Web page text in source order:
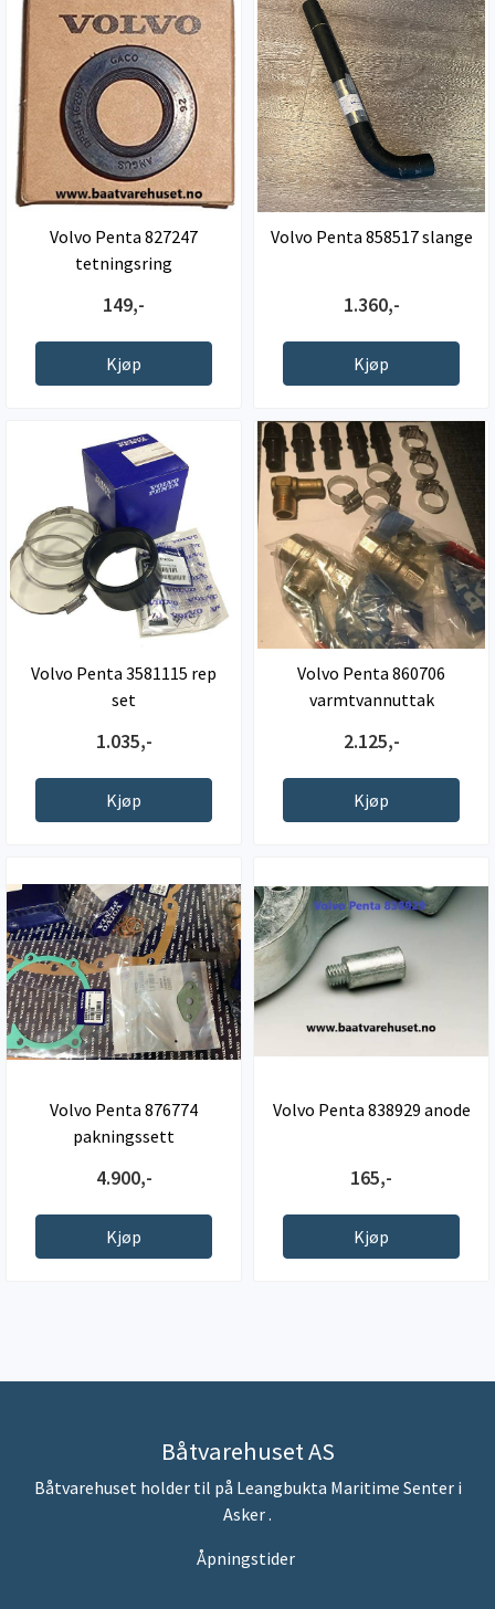
Volvo Penta 827247
tetningsring
149,-
Kjøp
Volvo Penta 858517 slange
1.360,-
Kjøp
Volvo Penta 3581115 rep
set
1.035,-
Kjøp
Volvo Penta 860706
varmtvannuttak
2.125,-
Kjøp
Volvo Penta 876774
pakningssett
4.900,-
Kjøp
Volvo Penta 838929 anode
165,-
Kjøp
Båtvarehuset AS
Båtvarehuset holder til på Leangbukta Maritime Senter i
Asker .
Åpningstider